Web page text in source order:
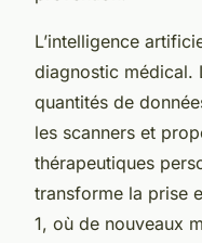
L’intelligence
diagnostic médical.
quantités de
les scanners et
thérapeutiques
transforme la prise
1, où de nouveaux